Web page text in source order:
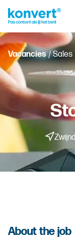
Vacancies/ Sales
About the job